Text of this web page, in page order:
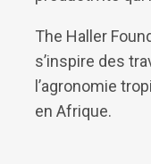
The Haller
s’inspire des
l’agronomie
en Afrique.